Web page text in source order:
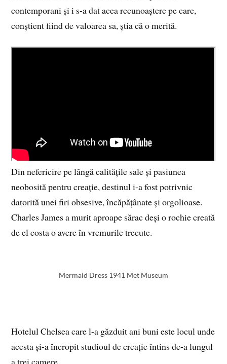
contemporani și i s-a dat acea recunoaștere pe care,
conștient fiind de valoarea sa, știa că o merită.
Din nefericire pe lângă calitățile sale și pasiunea
neobosită pentru creație, destinul i-a fost potrivnic
datorită unei firi obsesive, încăpățânate și orgolioase.
Charles James a murit aproape sărac deși o rochie creată
de el costa o avere în vremurile trecute.
Mermaid Dress 1941 Met Museum
Hotelul Chelsea care l-a găzduit ani buni este locul unde
acesta și-a încropit studioul de creație întins de-a lungul